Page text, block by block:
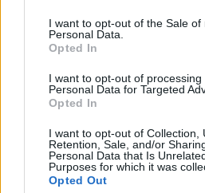
I want to opt-out of the Sale of
Personal Data.
Opted In
I want to opt-out of processing
Personal Data for Targeted
Opted In
I want to opt-out of Collection,
Retention, Sale, and/or
Personal Data that Is
Purposes for which it was
Opted Out
Edellinen artikkeli
Suomi | Näin katsot ottelun
tv:stä 5.1.2024